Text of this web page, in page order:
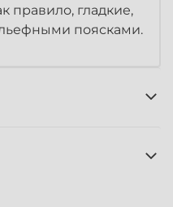
правило, гладкие,
поясками.